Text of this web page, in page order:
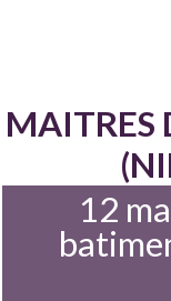
MAITRES
12